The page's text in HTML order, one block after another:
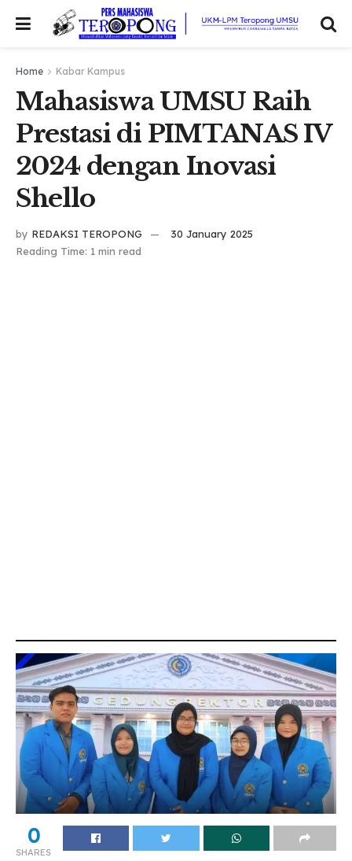
Home Kabar Kampus
Mahasiswa UMSU Raih
Prestasi di PIMTANAS IV
2024 dengan Inovasi
Shello
by REDAKSI TEROPONG
30 January 2025
Reading Time: 1 min read
0
SHARES